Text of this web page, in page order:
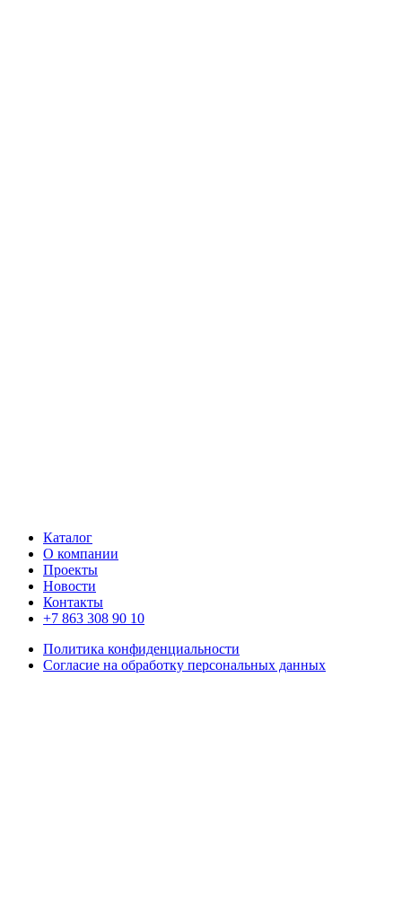
Каталог
О компании
Проекты
Новости
Контакты
+7 863 308 90 10
Политика конфиденциальности
Согласие на обработку персональных данных